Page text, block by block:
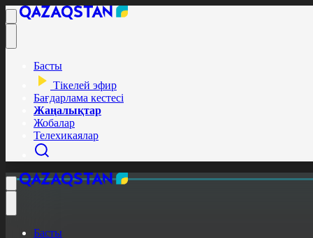
Басты
Тікелей эфир
Бағдарлама кестесі
Жаңалықтар
Жобалар
Телехикаялар
Басты